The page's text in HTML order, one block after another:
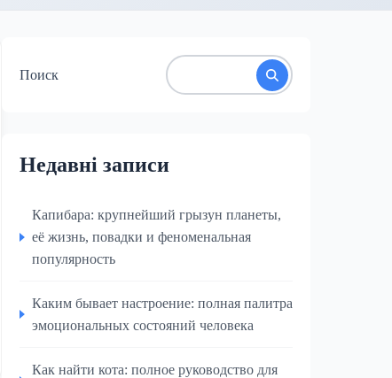
Поиск
Недавні записи
Капибара: крупнейший грызун планеты,
её жизнь, повадки и феноменальная
популярность
Каким бывает настроение: полная палитра
эмоциональных состояний человека
Как найти кота: полное руководство для